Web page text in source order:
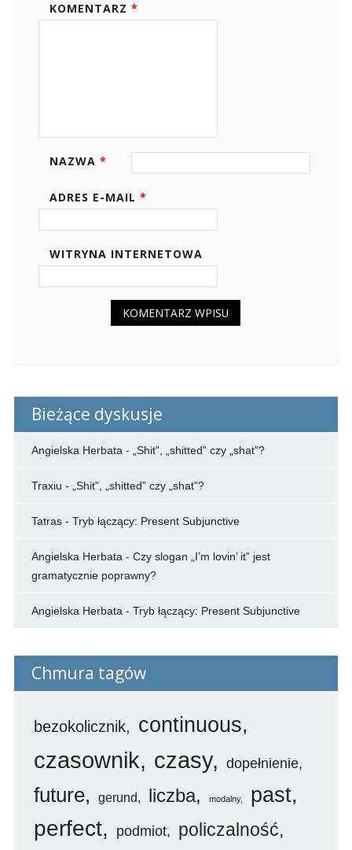
KOMENTARZ *
NAZWA *
ADRES E-MAIL *
WITRYNA INTERNETOWA
Bieżące dyskusje
Angielska Herbata - „Shit”, „shitted” czy „shat”?
Traxiu - „Shit”, „shitted” czy „shat”?
Tatras- Tryb łączący: Present Subjunctive
Angielska Herbata - Czy slogan „I’m lovin’ it” jest
gramatycznie poprawny?
Angielska Herbata - Tryb łączący: Present Subjunctive
Chmura tagów
bezokolicznik continuous
czasownik czasy dopełnienie
future gerund liczba modalny past
perfect podmiot policzalność